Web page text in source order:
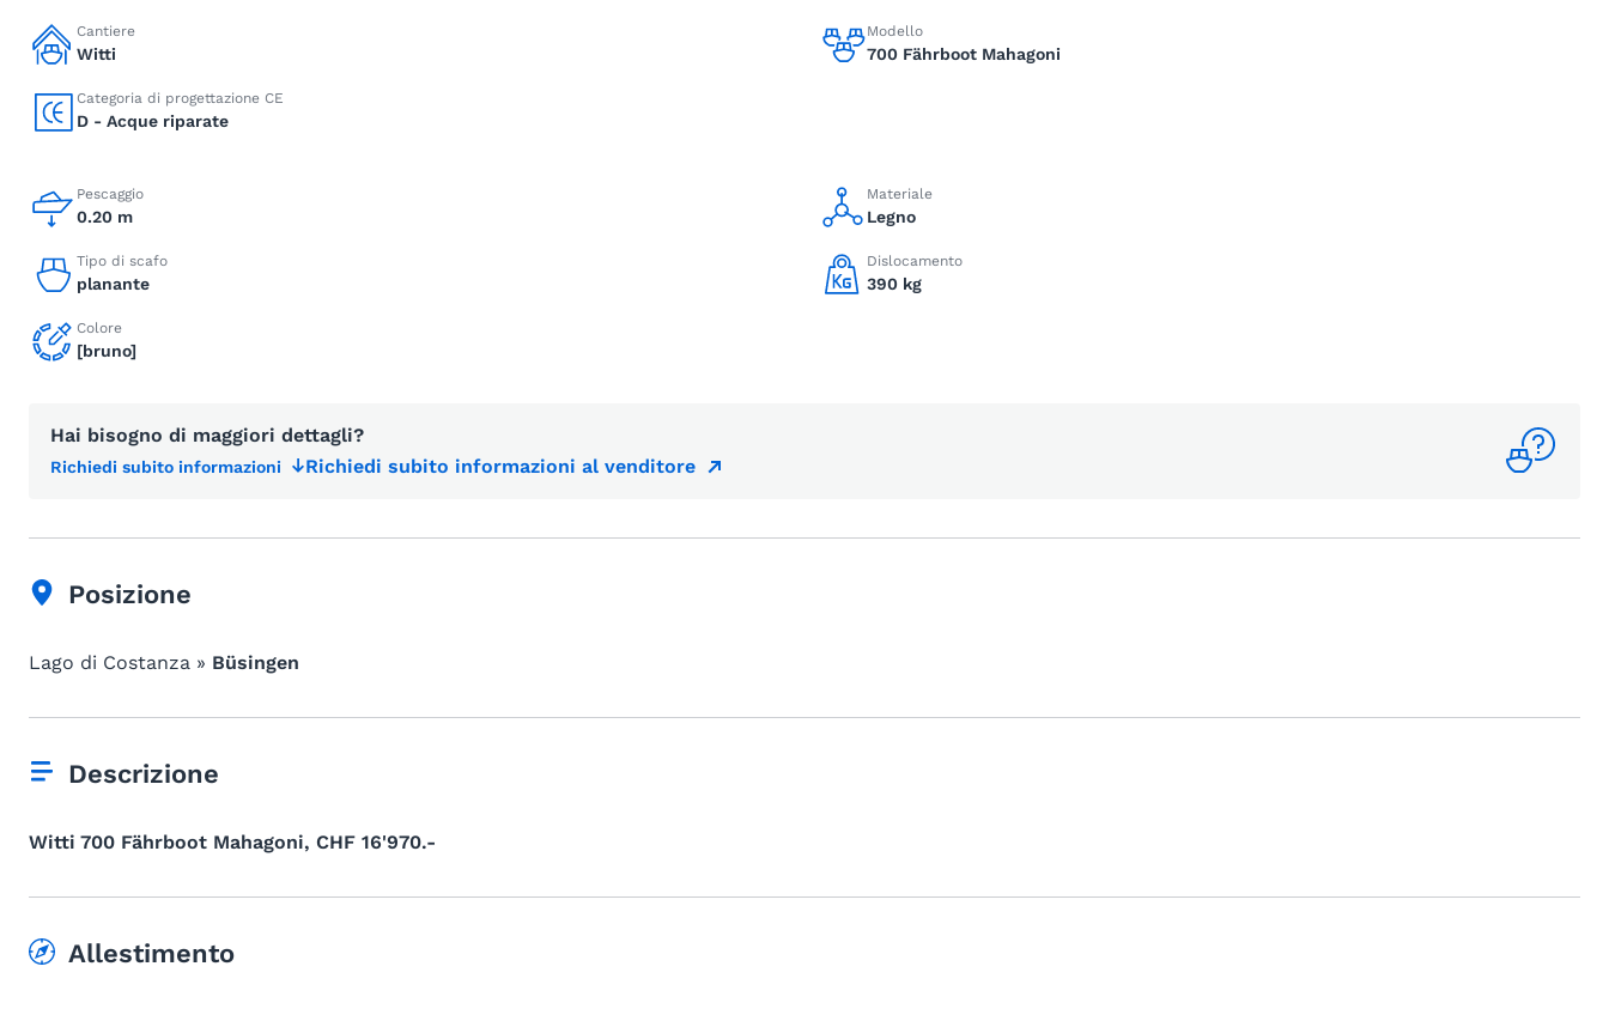
Cantiere
Witti
Modello
700 Fährboot Mahagoni
Categoria di progettazione CE
D - Acque riparate
Pescaggio
0.20 m
Materiale
Legno
Tipo di scafo
planante
Dislocamento
390 kg
Colore
[bruno]
Hai bisogno di maggiori dettagli?
Richiedi subito informazioni Richiedi subito informazioni al venditore
Posizione
Lago di Costanza » Büsingen
Descrizione
Witti 700 Fährboot Mahagoni, CHF 16'970.-
Allestimento